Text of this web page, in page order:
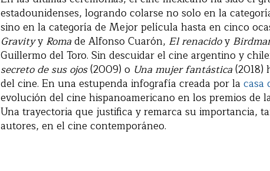
estadounidenses, logrando colarse no solo en la
sino en la categoría de Mejor película hasta en cinco
Gravityy Romade Alfonso Cuarón, El renacidoy
Guillermo del Toro. Sin descuidar el cine argentino y
secreto de sus ojos(2009) o Una mujer fantástica(2018)
del cine. En una estupenda infografía creada por la casa
evolución del cine hispanoamericano en los premios de
Una trayectoria que justifica y remarca su importancia,
autores, en el cine contemporáneo.